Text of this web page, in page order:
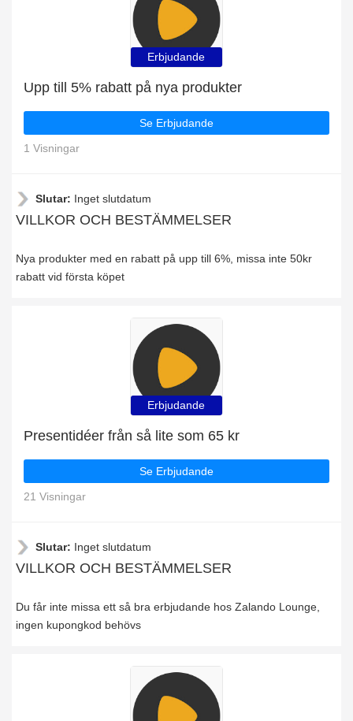
Erbjudande
Upp till 5% rabatt på nya produkter
Se Erbjudande
1 Visningar
Slutar: Inget slutdatum
VILLKOR OCH BESTÄMMELSER
Nya produkter med en rabatt på upp till 6%, missa inte 50kr
rabatt vid första köpet
Erbjudande
Presentidéer från så lite som 65 kr
Se Erbjudande
21 Visningar
Slutar: Inget slutdatum
VILLKOR OCH BESTÄMMELSER
Du får inte missa ett så bra erbjudande hos Zalando Lounge,
ingen kupongkod behövs